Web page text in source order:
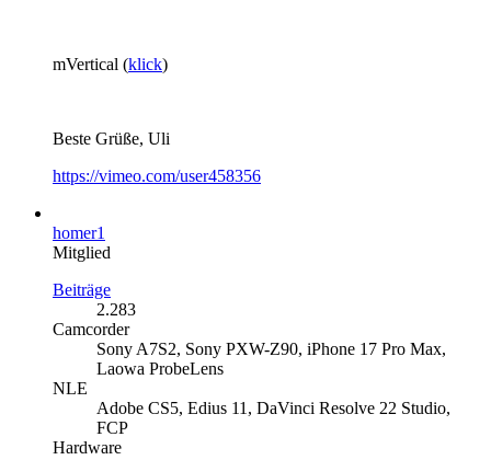
mVertical (klick)
Beste Grüße, Uli
https://vimeo.com/user458356
homer1
Mitglied
Beiträge
2.283
Camcorder
Sony A7S2, Sony PXW-Z90, iPhone 17 Pro Max,
Laowa ProbeLens
NLE
Adobe CS5, Edius 11, DaVinci Resolve 22 Studio,
FCP
Hardware